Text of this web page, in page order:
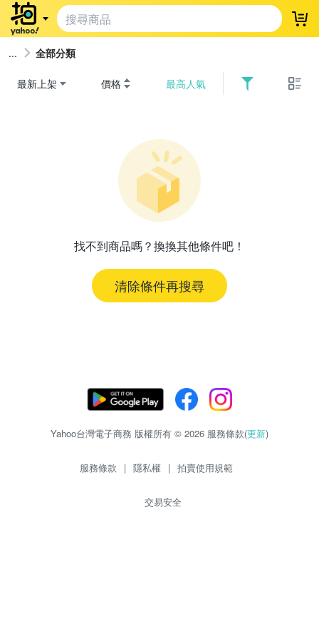
登
全部分類
最新上架 價格 最高人氣
找不到商品嗎？換換其他條件吧！
清除條件再搜尋
Yahoo台灣電子商務 版權所有 © 2026 服務條款(更新)
服務條款 | 隱私權 | 拍賣使用規範
交易安全